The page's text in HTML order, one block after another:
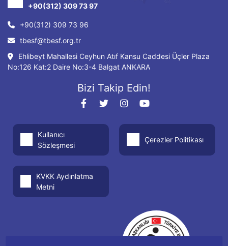
+90(312) 309 73 97
+90(312) 309 73 96
tbesf@tbesf.org.tr
Ehlibeyt Mahallesi Ceyhun Atıf Kansu Caddesi Üçler Plaza
No:126 Kat:2 Daire No:3-4 Balgat ANKARA
Bizi Takip Edin!
Kullanıcı
Sözleşmesi
Çerezler Politikası
KVKK Aydınlatma
Metni